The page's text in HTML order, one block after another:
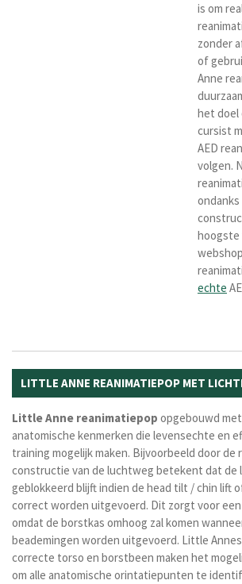
is om
zonder
of
Anne
het doel
cursist
AED
volgen.
hoogste
echte
LITTLE ANNE REANIMATIEPOP MET
LittleAnne reanimatiepop opgebouwd
anatomische kenmerken die levensechte en
training mogelijk maken. Bijvoorbeeld door de
constructie van de luchtweg betekent dat de
geblokkeerd blijft indien de head tilt / chin lift
correct worden uitgevoerd. Dit zorgt voor
omdat de borstkas omhoog zal komen
beademingen worden uitgevoerd. Little
correcte torso en borstbeen maken het
om alle anatomische orintatiepunten te